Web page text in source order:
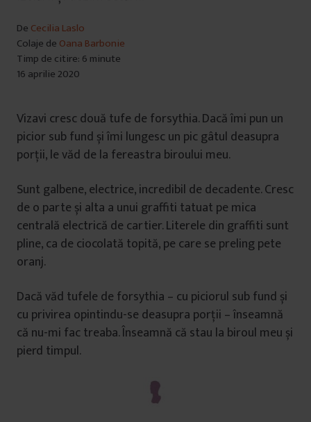
De Cecilia Laslo
Colaje de Oana Barbonie
Timp de citire: 6 minute
16 aprilie 2020
Vizavi cresc două tufe de forsythia. Dacă îmi pun un
picior sub fund și îmi lungesc un pic gâtul deasupra
porții, le văd de la fereastra biroului meu.
Sunt galbene, electrice, incredibil de decadente. Cresc
de o parte și alta a unui graffiti tatuat pe mica
centrală electrică de cartier. Literele din graffiti sunt
pline, ca de ciocolată topită, pe care se preling pete
oranj.
Dacă văd tufele de forsythia – cu piciorul sub fund și
cu privirea opintindu-se deasupra porții – înseamnă
că nu-mi fac treaba. Înseamnă că stau la biroul meu și
pierd timpul.